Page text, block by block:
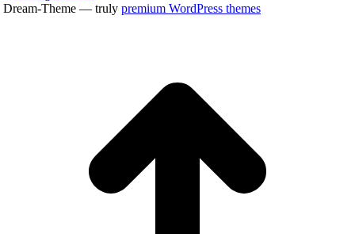
Dream-Theme — truly premium WordPress themes